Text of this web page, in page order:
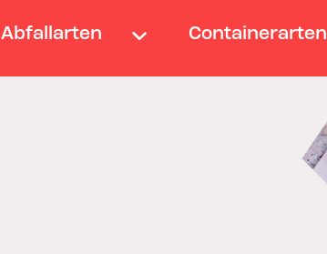
Abfallarten Containerarten